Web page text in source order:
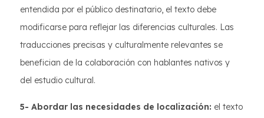
entendida por el público destinatario, el texto debe
modificarse para reflejar las diferencias culturales. Las
traducciones precisas y culturalmente relevantes se
benefician de la colaboración con hablantes nativos y
del estudio cultural.
5- Abordar las necesidades de localización: el texto